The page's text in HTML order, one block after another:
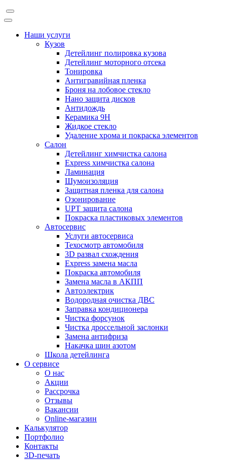
Наши услуги
Кузов
Детейлинг полировка кузова
Детейлинг моторного отсека
Тонировка
Антигравийная пленка
Броня на лобовое стекло
Нано защита дисков
Антидождь
Керамика 9H
Жидкое стекло
Удаление хрома и покраска элементов
Салон
Детейлинг химчистка салона
Express химчистка салона
Ламинация
Шумоизоляция
Защитная пленка для салона
Озонирование
UPT защита салона
Покраска пластиковых элементов
Автосервис
Услуги автосервиса
Техосмотр автомобиля
3D развал схождения
Express замена масла
Покраска автомобиля
Замена масла в АКПП
Автоэлектрик
Водородная очистка ДВС
Заправка кондиционера
Чистка форсунок
Чистка дроссельной заслонки
Замена антифриза
Накачка шин азотом
Школа детейлинга
О сервисе
О нас
Акции
Рассрочка
Отзывы
Вакансии
Online-магазин
Калькулятор
Портфолио
Контакты
3D-печать